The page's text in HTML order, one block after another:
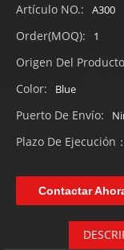
Artículo NO.: A300
Order(MOQ): 1
Origen Del
Color: Blue
Puerto De Envío:
Plazo De Ejecución：
Contactar